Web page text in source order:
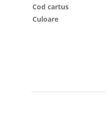
Cod cartus
Culoare